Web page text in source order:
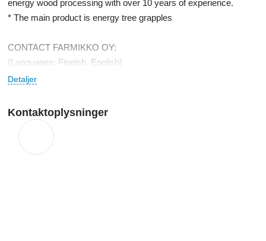
energy wood processing with over 10 years of experience.
* The main product is energy tree grapples
CONTACT FARMIKKO OY:
(Languages: Finnish, English)
mikko.junttila@farmikko.fi
anssi.karkkainen@farmikko.fi
Detaljer
Kontaktoplysninger